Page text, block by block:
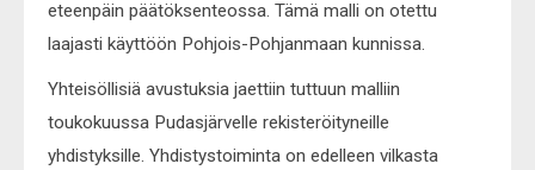
eteenpäin päätöksenteossa. Tämä malli on otettu
laajasti käyttöön Pohjois-Pohjanmaan kunnissa.
Yhteisöllisiä avustuksia jaettiin tuttuun malliin
toukokuussa Pudasjärvelle rekisteröityneille
yhdistyksille. Yhdistystoiminta on edelleen vilkasta